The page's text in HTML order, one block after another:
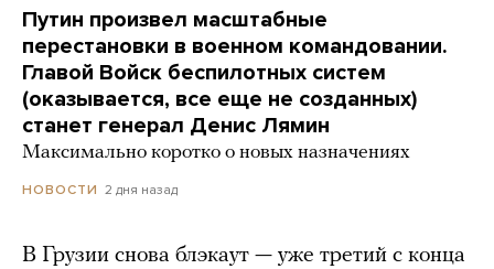
Путин произвел масштабные
перестановки в военном командовании.
Главой Войск беспилотных систем
(оказывается, все еще не созданных)
станет генерал Денис Лямин
Максимально коротко о новых назначениях
НОВОСТИ 2 дня назад
В Грузии снова блэкаут — уже третий с конца